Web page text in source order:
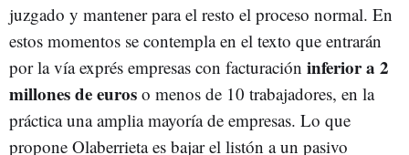
juzgado y mantener para el resto el proceso normal. En
estos momentos se contempla en el texto que entrarán
por la vía exprés empresas con facturación inferior a 2
millones de euros o menos de 10 trabajadores, en la
práctica una amplia mayoría de empresas. Lo que
propone Olaberrieta es bajar el listón a un pasivo